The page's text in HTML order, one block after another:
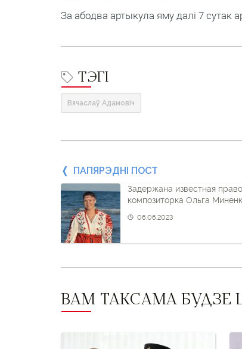
За абодва артыкула яму далі 7 сутак
ТЭГІ
Вячаслаў Адамовіч
Папярэдні
пост
і
наступны
пост
ПАПЯРЭДНІ ПОСТ
Задержана известная
композиторка Ольга
06.06.2023
ВАМ ТАКСАМА БУДЗЕ